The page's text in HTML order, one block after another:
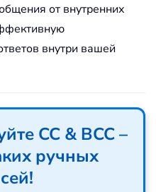
от внутренних
внутри вашей
CC & BCC –
ручных